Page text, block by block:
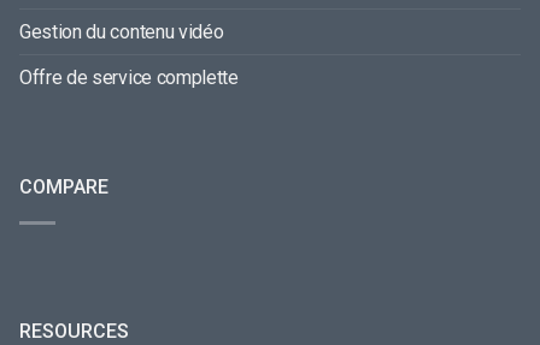
Gestion du contenu vidéo
Offre de service complette
COMPARE
RESOURCES